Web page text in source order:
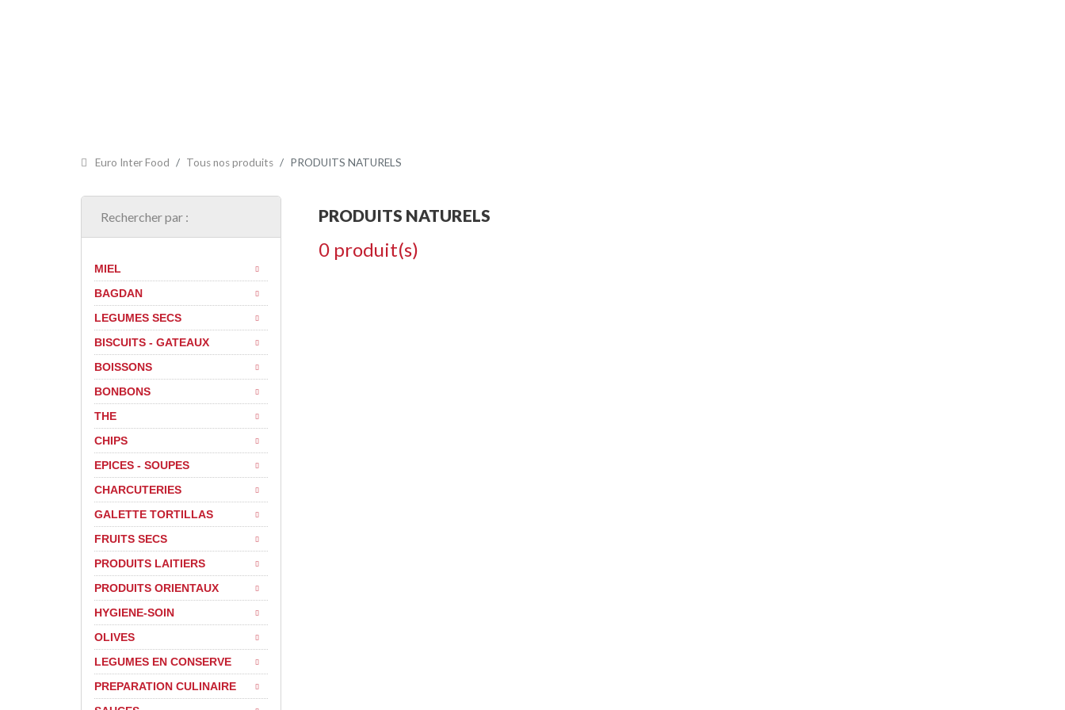
Euro Inter Food Tous nos produits PRODUITS NATURELS
Rechercher par :
MIEL
BAGDAN
LEGUMES SECS
BISCUITS - GATEAUX
BOISSONS
BONBONS
THE
CHIPS
EPICES - SOUPES
CHARCUTERIES
GALETTE TORTILLAS
FRUITS SECS
PRODUITS LAITIERS
PRODUITS ORIENTAUX
HYGIENE-SOIN
OLIVES
LEGUMES EN CONSERVE
PREPARATION CULINAIRE
PRODUITS NATURELS
0 produit(s)